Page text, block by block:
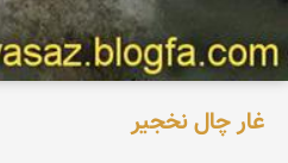
غار چال نخجیر